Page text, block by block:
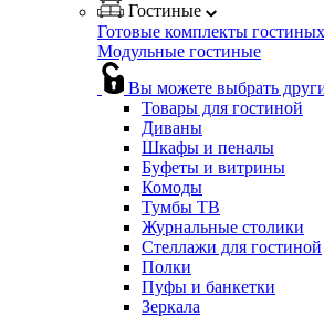
Гостиные
Готовые комплекты гостиных
Модульные гостиные
Вы можете выбрать
Товары для гостиной
Диваны
Шкафы и пеналы
Буфеты и витрины
Комоды
Тумбы ТВ
Журнальные столики
Стеллажи для гостиной
Полки
Пуфы и банкетки
Зеркала